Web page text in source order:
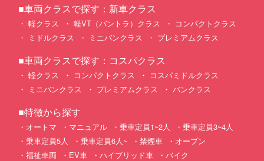
■車両クラスで探す：新車クラス
軽クラス 軽VT（バントラ）クラス
コンパクトクラス
ミドルクラス
ミニバンクラス プレミアムクラス
■車両クラスで探す：コスパクラス
軽クラス コンパクトクラス
コスパミドルクラス
ミニバンクラス
プレミアムクラス バンクラス
■特徴から探す
オートマ マニュアル 乗車定員1~2人
乗車定員3~4人
乗車定員5人
乗車定員6人~ 禁煙車
オープン
福祉車両
EV車 ハイブリッド車 バイク